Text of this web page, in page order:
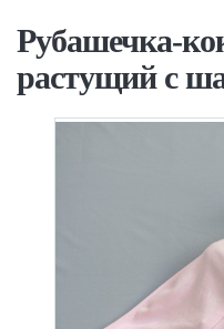
Рубашечка-
растущий с